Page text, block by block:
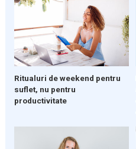
Ritualuri de weekend pentru
suflet, nu pentru
productivitate